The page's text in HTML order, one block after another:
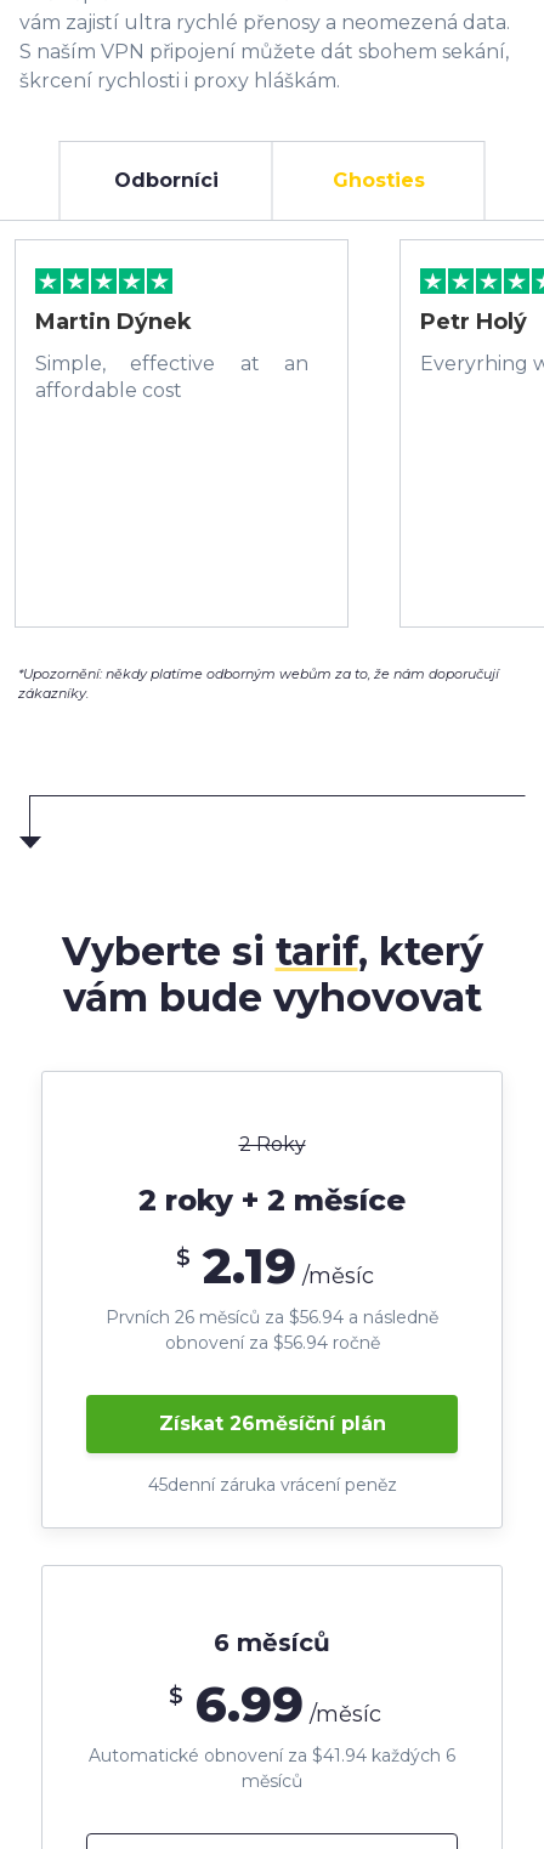
vám zajistí ultra rychlé přenosy a neomezená data.
S naším VPN připojení můžete dát sbohem sekání,
škrcení rychlosti i proxy hláškám.
Odborníci Ghosties
Martin Dýnek
Simple, effective at an
affordable cost
Petr Holý
Everyrhing
*Upozornění: někdy platíme odborným webům za to, že nám doporučují
zákazníky.
Vyberte si tarif, který
vám bude vyhovovat
2 Roky
2 roky + 2 měsíce
$ 2.19 /měsíc
Prvních 26 měsíců za $56.94 a následně
obnovení za $56.94 ročně
Získat 26měsíční plán
45denní záruka vrácení peněz
6 měsíců
$ 6.99 /měsíc
Automatické obnovení za $41.94 každých 6
měsíců